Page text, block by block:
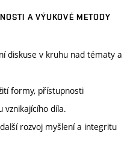
A VÝUKOVÉ METODY
diskuse v kruhu nad tématy a
formy, přístupnosti
vznikajícího díla.
rozvoj myšlení a integritu